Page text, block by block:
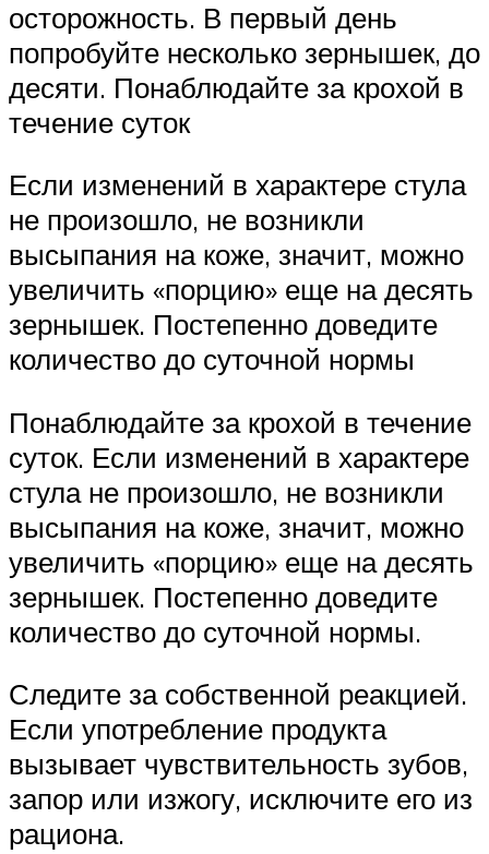
осторожность. В первый день
попробуйте несколько зернышек, до
десяти. Понаблюдайте за крохой в
течение суток
Если изменений в характере стула
не произошло, не возникли
высыпания на коже, значит, можно
увеличить «порцию» еще на десять
зернышек. Постепенно доведите
количество до суточной нормы
Понаблюдайте за крохой в течение
суток. Если изменений в характере
стула не произошло, не возникли
высыпания на коже, значит, можно
увеличить «порцию» еще на десять
зернышек. Постепенно доведите
количество до суточной нормы.
Следите за собственной реакцией.
Если употребление продукта
вызывает чувствительность зубов,
запор или изжогу, исключите его из
рациона.